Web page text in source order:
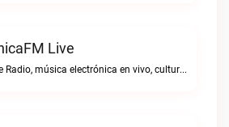
Live
Online Radio, música electrónica en vivo, cultura electrónica, Top 10 semanal, videos, descargasTronicaFM live